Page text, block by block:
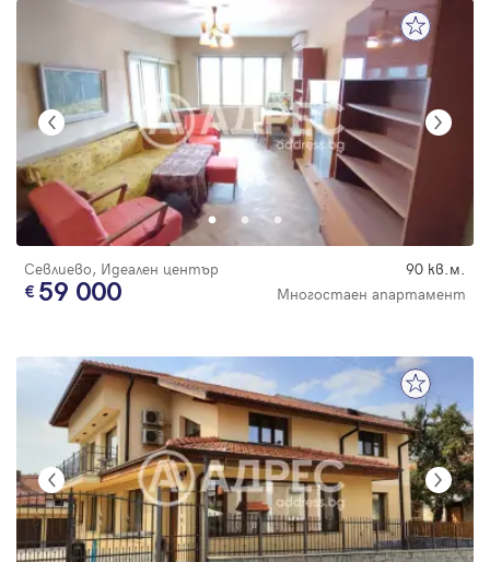
Севлиево, Идеален център 90 кв.м.
59 000 Многостаен апартамент